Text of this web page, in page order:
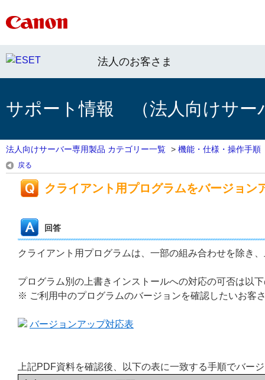
法人のお客さま
サポート情報 （法人向けサー
法人向けサーバー専用製品 カテゴリー一覧 > 機能・仕様・操作手順
戻る
クライアント用プログラムをバージョン
回答
クライアント用プログラムは、一部の組み合わせを除き
プログラム別の上書きインストールへの対応の可否は以
※ ご利用中のプログラムのバージョンを確認したいお客
バージョンアップ対応表
上記PDF資料を確認後、以下の表に一致する手順でバー